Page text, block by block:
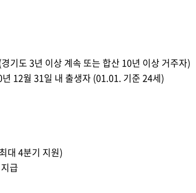
기도 3년 이상 계속 또는 합산 10년 이상 거주자)
12월 31일 내 출생자 (01.01. 기준 24세)
대 4분기 지원)
급